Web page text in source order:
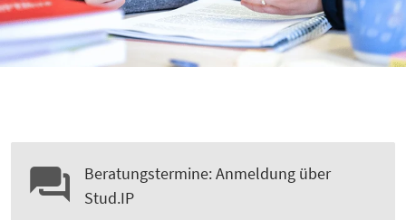
Beratungstermine: Anmeldung über
Stud.IP